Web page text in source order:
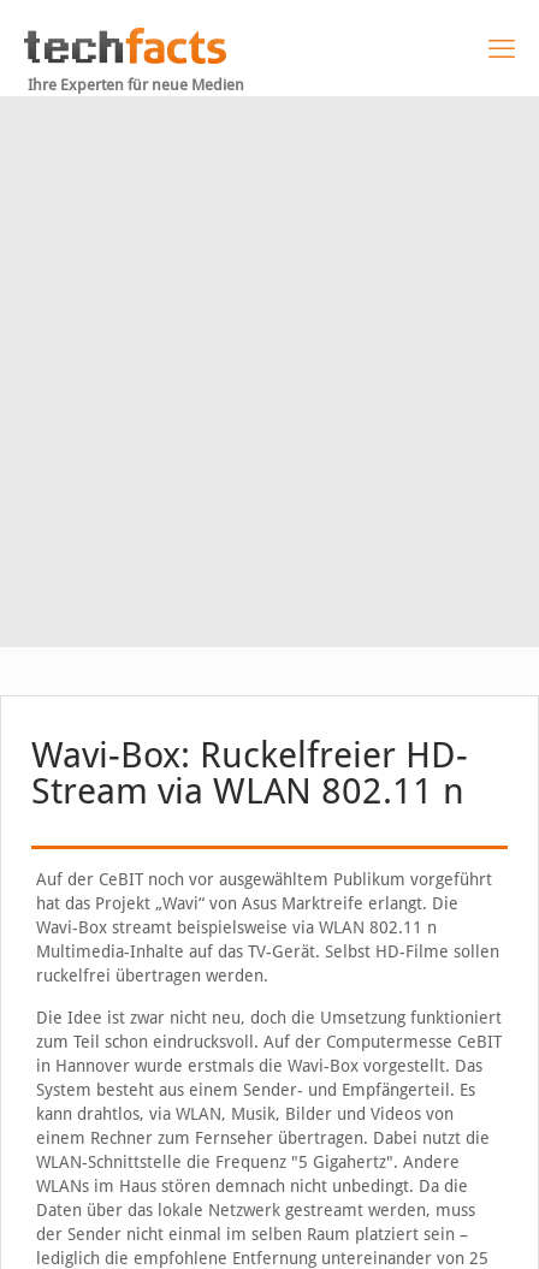
Ihre Experten für neue Medien
Wavi-Box: Ruckelfreier HD-
Stream via WLAN 802.11 n
Auf der CeBIT noch vor ausgewähltem Publikum vorgeführt
hat das Projekt „Wavi“ von Asus Marktreife erlangt. Die
Wavi-Box streamt beispielsweise via WLAN 802.11 n
Multimedia-Inhalte auf das TV-Gerät. Selbst HD-Filme sollen
ruckelfrei übertragen werden.
Die Idee ist zwar nicht neu, doch die Umsetzung funktioniert
zum Teil schon eindrucksvoll. Auf der Computermesse CeBIT
in Hannover wurde erstmals die Wavi-Box vorgestellt. Das
System besteht aus einem Sender- und Empfängerteil. Es
kann drahtlos, via WLAN, Musik, Bilder und Videos von
einem Rechner zum Fernseher übertragen. Dabei nutzt die
WLAN-Schnittstelle die Frequenz "5 Gigahertz". Andere
WLANs im Haus stören demnach nicht unbedingt. Da die
Daten über das lokale Netzwerk gestreamt werden, muss
der Sender nicht einmal im selben Raum platziert sein –
lediglich die empfohlene Entfernung untereinander von 25